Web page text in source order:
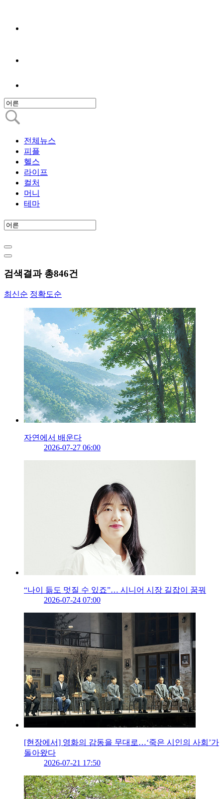
전체뉴스
피플
헬스
라이프
컬처
머니
테마
검색결과 총846건
최신순 정확도순
자연에서 배운다
2026-07-27 06:00
“나이 듦도 멋질 수 있죠”… 시니어 시장 길잡이 꿈꿔
2026-07-24 07:00
[현장에서] 영화의 감동을 무대로…‘죽은 시인의 사회’가
돌아왔다
2026-07-21 17:50